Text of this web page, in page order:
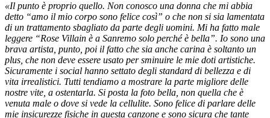
«Il punto è proprio quello. Non conosco una donna che mi abbia
detto “amo il mio corpo sono felice così” o che non si sia lamentata
di un trattamento sbagliato da parte degli uomini. Mi ha fatto male
leggere “Rose Villain è a Sanremo solo perché è bella”. Io sono una
brava artista, punto, poi il fatto che sia anche carina è soltanto un
plus, che non deve essere usato per sminuire le mie doti artistiche.
Sicuramente i social hanno settato degli standard di bellezza e di
vita irrealistici. Tutti tendiamo a mostrare la parte migliore delle
nostre vite, a ostentarla. Si posta la foto bella, non quella che è
venuta male o dove si vede la cellulite. Sono felice di parlare delle
mie insicurezze fisiche in questa canzone e sono sicura che tante